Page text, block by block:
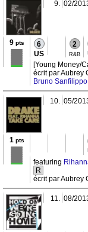
9.
02/
9pts 6
US
2
R&B
[Young Money/
écrit par Aubrey
Bruno Sanfilippo
10. 05/
1 pts
featuring
R
écrit par Aubrey
11. 08/